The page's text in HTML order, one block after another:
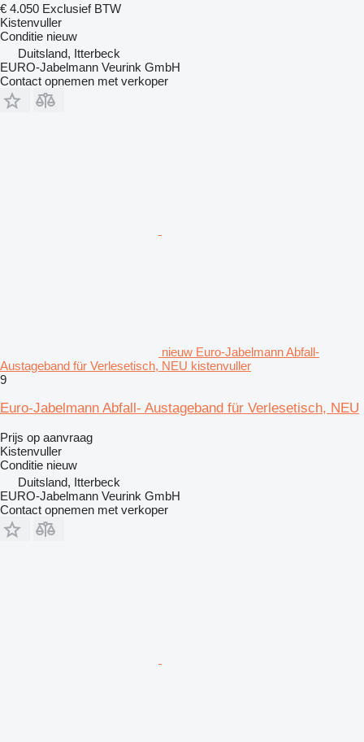
€ 4.050 Exclusief BTW
Kistenvuller
Conditie nieuw
Duitsland, Itterbeck
EURO-Jabelmann Veurink GmbH
Contact opnemen met verkoper
nieuw Euro-Jabelmann Abfall-
Austageband für Verlesetisch, NEU kistenvuller
9
Euro-Jabelmann Abfall- Austageband für Verlesetisch, NEU
Prijs op aanvraag
Kistenvuller
Conditie nieuw
Duitsland, Itterbeck
EURO-Jabelmann Veurink GmbH
Contact opnemen met verkoper